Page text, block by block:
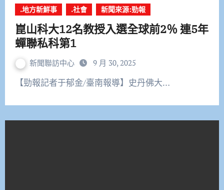
.地方新鮮事 .社會 新聞來源:勁報
崑山科大12名教授入選全球前2％ 連5年
蟬聯私科第1
新聞聯訪中心 9 月 30, 2025
【勁報記者于郁金/臺南報導】史丹佛大…